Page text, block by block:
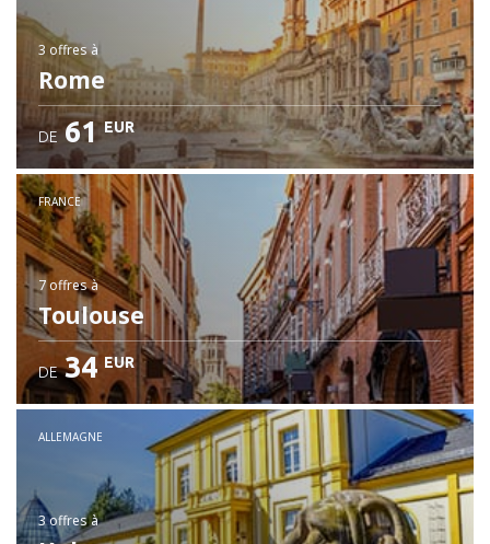
3 offresà
Rome
DE 61 EUR
FRANCE
7 offresà
Toulouse
DE 34 EUR
ALLEMAGNE
3 offresà